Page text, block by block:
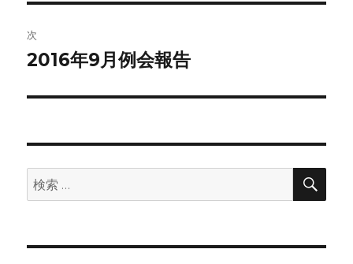
ビ
ゲ
ー
ン
投
稿:
次
次
投
2016年9月例会報告
検
索:
検